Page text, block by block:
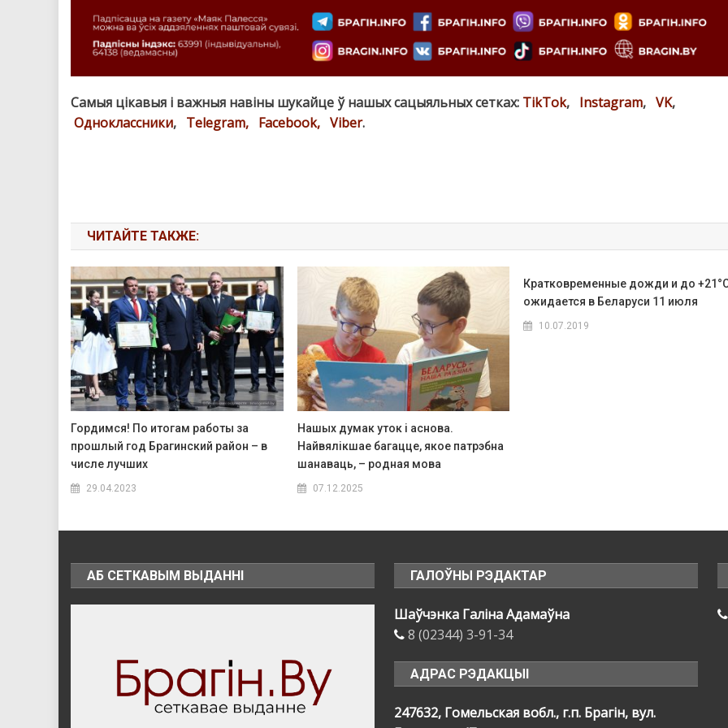
Самыя цікавыя і важныя навіны шукайце ў нашых сацыяльных сетках: TikTok, Instagram, VK,
Одноклассники, Telegram, Facebook, Viber.
ЧИТАЙТЕ ТАКЖЕ:
Гордимся! По итогам работы за
прошлый год Брагинский район – в
числе лучших
29.04.2023
Нашых думак уток і аснова.
Найвялікшае багацце, якое патрэбна
шанаваць, – родная мова
07.12.2025
Кратковременные дожди и до
ожидается в Беларуси 11 июля
10.07.2019
АБ СЕТКАВЫМ ВЫДАННІ ГАЛОЎНЫ РЭДАКТАР
Шаўчэнка Галіна Адамаўна
8 (02344) 3-91-34
АДРАС РЭДАКЦЫІ
247632, Гомельская вобл., г.п. Брагін, вул.